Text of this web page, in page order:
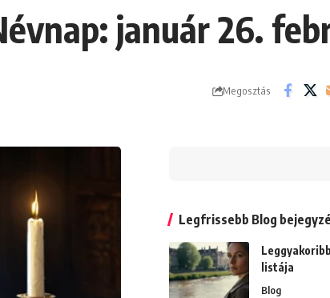
január 26.
Megosztás
Legfrissebb Blog
listája
Blog